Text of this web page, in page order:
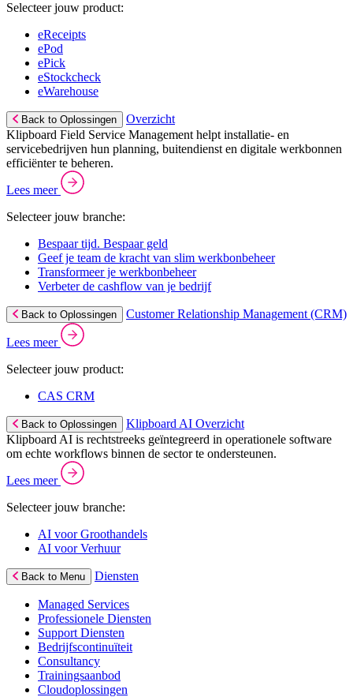
Selecteer jouw product:
eReceipts
ePod
ePick
eStockcheck
eWarehouse
Back to Oplossingen
Overzicht
Klipboard Field Service Management helpt installatie- en
servicebedrijven hun planning, buitendienst en digitale werkbonnen
efficiënter te beheren.
Lees meer
Selecteer jouw branche:
Bespaar tijd. Bespaar geld
Geef je team de kracht van slim werkbonbeheer
Transformeer je werkbonbeheer
Verbeter de cashflow van je bedrijf
Back to Oplossingen Customer Relationship Management (CRM)
Lees meer
Selecteer jouw product:
CAS CRM
Back to Oplossingen
Klipboard AI Overzicht
Klipboard AI is rechtstreeks geïntegreerd in operationele software
om echte workflows binnen de sector te ondersteunen.
Lees meer
Selecteer jouw branche:
AI voor Groothandels
AI voor Verhuur
Back to Menu Diensten
Managed Services
Professionele Diensten
Support Diensten
Bedrijfscontinuïteit
Consultancy
Trainingsaanbod
Cloudoplossingen